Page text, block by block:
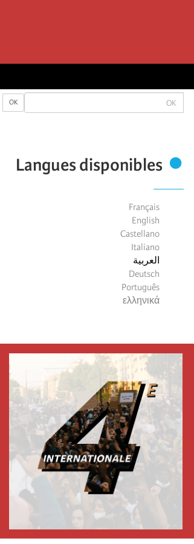
OK
OK
Langues disponibles
Français
English
Castellano
Italiano
العربية
Deutsch
Português
ελληνικά